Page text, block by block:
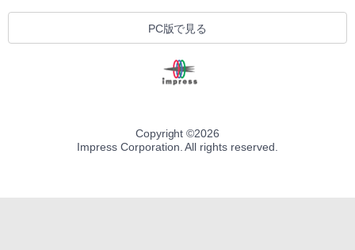
PC版で見る
Copyright ©2026
Impress Corporation. All rights reserved.